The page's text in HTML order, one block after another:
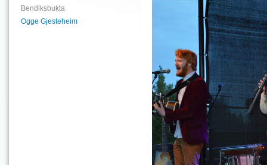
Bendiksbukta
Ogge Gjesteheim